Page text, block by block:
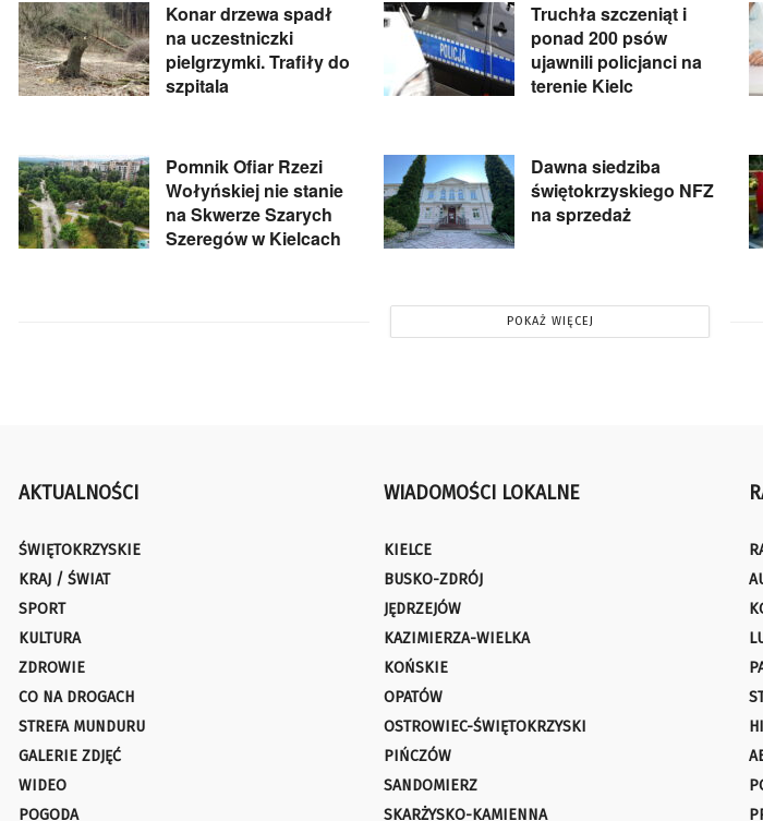
Konar drzewa spadł
na uczestniczki
pielgrzymki. Trafiły do
szpitala
Truchła szczeniąt i
ponad 200 psów
ujawnili policjanci na
terenie Kielc
Pomnik Ofiar Rzezi
Wołyńskiej nie stanie
na Skwerze Szarych
Szeregów w Kielcach
Dawna siedziba
świętokrzyskiego NFZ
na sprzedaż
POKAŻ WIĘCEJ
AKTUALNOŚCI
ŚWIĘTOKRZYSKIE
KRAJ / ŚWIAT
SPORT
KULTURA
ZDROWIE
CO NA DROGACH
STREFA MUNDURU
GALERIE ZDJĘĆ
WIDEO
POGODA
WIADOMOŚCI LOKALNE
KIELCE
BUSKO-ZDRÓJ
JĘDRZEJÓW
KAZIMIERZA-WIELKA
KOŃSKIE
OPATÓW
OSTROWIEC-ŚWIĘTOKRZYSKI
PIŃCZÓW
SANDOMIERZ
SKARŻYSKO-KAMIENNA